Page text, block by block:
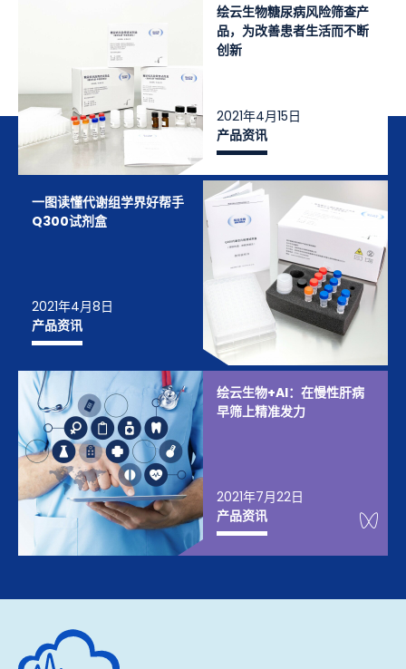
绘云生物糖尿病风险筛查产
品，为改善患者生活而不断
创新
产品资讯
2021年4月15日
一图读懂代谢组学界好帮手
Q300试剂盒
产品资讯
2021年4月8日
绘云生物+AI：在慢性肝病
早筛上精准发力
产品资讯
2021年7月22日
深圳市绘云生物科技有限公司